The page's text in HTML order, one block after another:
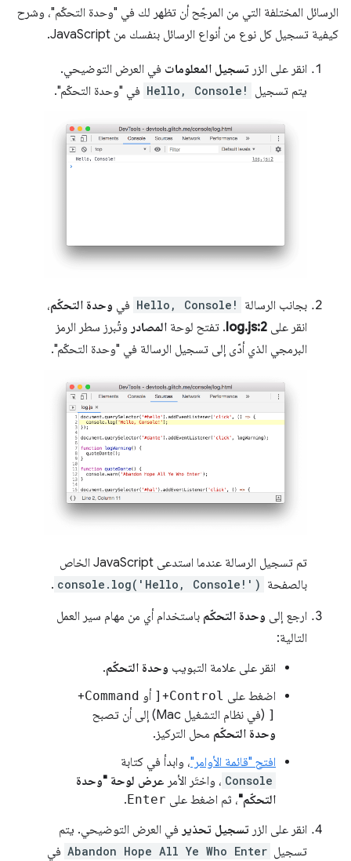
الرسائل المختلفة التي من المرجّح أن تظهر لك في "وحدة التحكّم"، وشرح
كيفية تسجيل كل نوع من أنواع الرسائل بنفسك من JavaScript.
انقر على الزر تسجيل المعلومات في العرض التوضيحي.
يتم تسجيل
Hello, Console! في "وحدة التحكّم".
بجانب الرسالة Hello, Console! في وحدة التحكّم،
انقر على log.js:2. تفتح لوحة المصادر وتُبرز سطر الرمز
البرمجي الذي أدّى إلى تسجيل الرسالة في "وحدة التحكّم".
تم تسجيل الرسالة عندما استدعى JavaScript الخاص
بالصفحة console.log('Hello, Console!')
.
ارجع إلى وحدة التحكّم باستخدام أي من مهام سير العمل
التالية:
انقر على علامة التبويب وحدة التحكّم.
اضغط على Control
+
[ أو Command
+
[ (في نظام التشغيل Mac) إلى أن تصبح
وحدة التحكّم محل التركيز.
افتح "قائمة الأوامر"، وابدأ في كتابة
Console ، واختَر الأمر عرض لوحة "وحدة
التحكّم"، ثم اضغط على Enter
.
انقر على الزر تسجيل تحذير في العرض التوضيحي. يتم
تسجيل Abandon Hope All Ye Who Enter في